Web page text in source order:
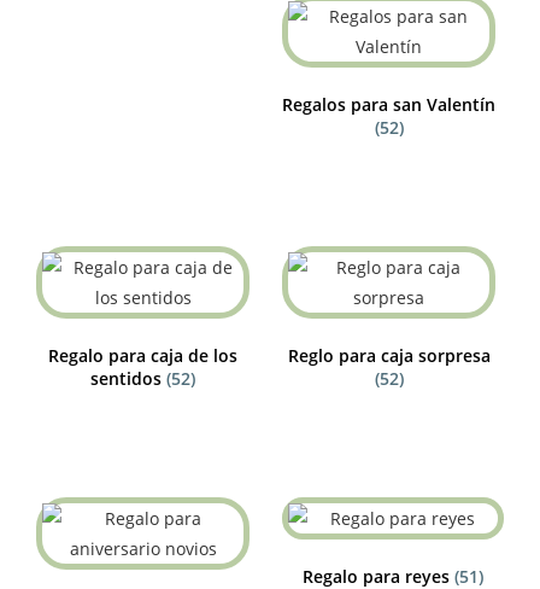
Regalos para san Valentín
(52)
Regalo para caja de los
sentidos (52)
Reglo para caja sorpresa
(52)
Regalo para reyes (51)